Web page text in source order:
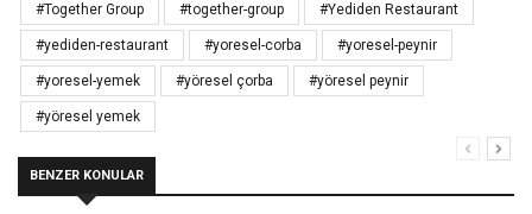
#Together Group #together-group #Yediden Restaurant
#yediden-restaurant #yoresel-corba #yoresel-peynir
#yoresel-yemek #yöresel çorba #yöresel peynir
#yöresel yemek
BENZER KONULAR